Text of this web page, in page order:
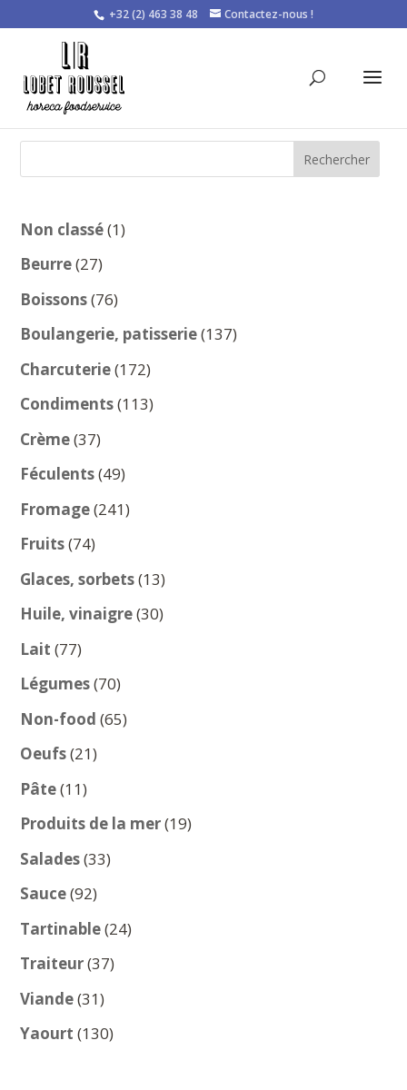
+32 (2) 463 38 48 Contactez-nous !
Rechercher
Non classé 11
Beurre 2727
produits
Boissons 7676
produits
Boulangerie, patisserie 137137
Charcuterie 172172
produits
Condiments 113113
Crème 3737
produits
Féculents 4949
produits
Fromage 241241
Fruits 7474
produits
Glaces, sorbets 1313
produits
Huile, vinaigre 3030
Lait 7777
produits
Légumes 7070
produits
Non-food 6565
Oeufs 2121
Pâte 1111
produits
Produits de la mer 1919
Salades 3333
Sauce 9292
produits
Tartinable 2424
Traiteur 3737
Viande 3131
produits
Yaourt 130130